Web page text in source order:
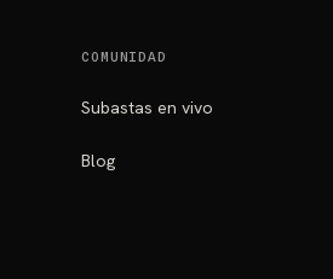
COMUNIDAD
Subastas en vivo
Blog